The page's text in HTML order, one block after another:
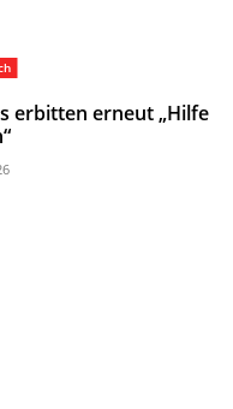
erbitten erneut „Hilfe